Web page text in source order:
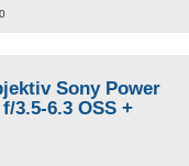
Sony Power
3.5-6.3 OSS +